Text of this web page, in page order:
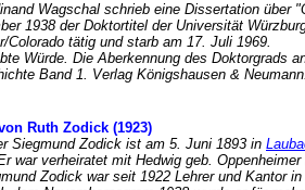
Wagschal schrieb eine Dissertation
1938 der Doktortitel der Universität
Colorado tätig und starb am 17. Juli 1969.
Würde. Die Aberkennung des Doktorgrads
Band 1. Verlag Königshausen &
Ruth Zodick (1923)
Siegmund Zodick ist am 5. Juni 1893 in
war verheiratet mit Hedwig geb.
Zodick war seit 1922 Lehrer und Kantor in